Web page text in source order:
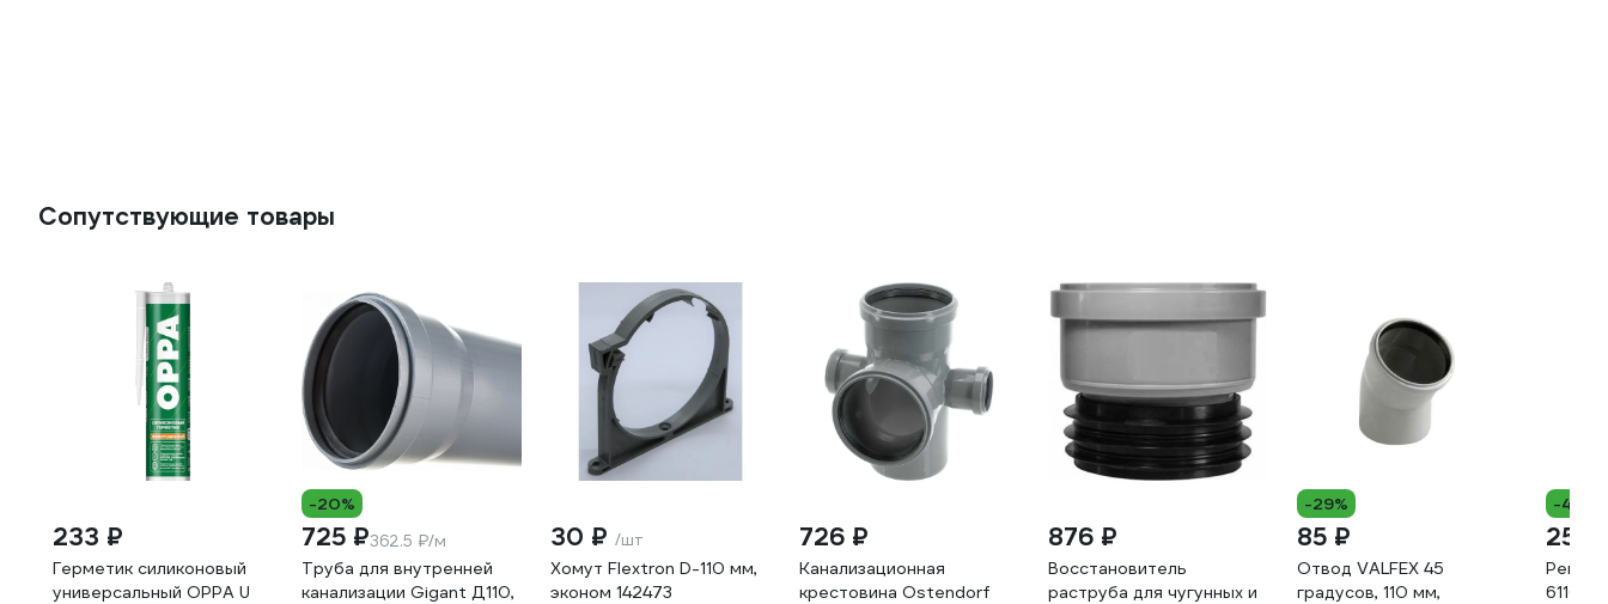
Сопутствующие товары
233 ₽
Герметик силиконовый
универсальный OPPA U
-20%
725 ₽362.5 ₽/м
Труба для внутренней
канализации Gigant Д110,
30 ₽ /шт
Хомут Flextron D-110 мм,
эконом 142473
726 ₽
Канализационная
крестовина Ostendorf
876 ₽
Восстановитель
раструба для чугунных и
-29%
85 ₽
Отвод VALFEX 45
градусов, 110 мм,
-40%
259
611000